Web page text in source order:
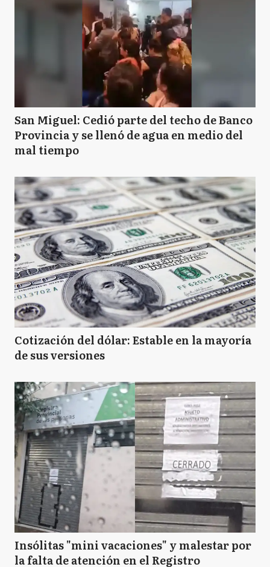
San Miguel: Cedió parte del techo de Banco
Provincia y se llenó de agua en medio del
mal tiempo
Cotización del dólar: Estable en la mayoría
de sus versiones
Insólitas "mini vacaciones" y malestar por
la falta de atención en el Registro